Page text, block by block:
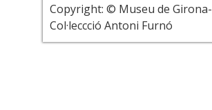
Copyright: © Museu de Girona-
Col·leccció Antoni Furnó